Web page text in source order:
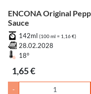
ENCONA Original
Sauce
142ml (100 ml = 1,16 €)
28.02.2028
18°
1,65 €
-